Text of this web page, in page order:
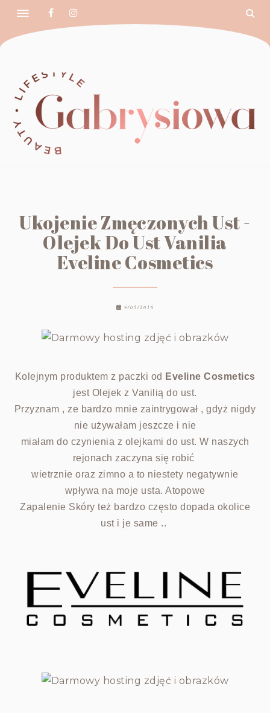
Ukojenie Zmęczonych Ust -
Olejek Do Ust Vanilia
Eveline Cosmetics
9/05/2016
Kolejnym produktem z paczki od Eveline Cosmetics
jest Olejek z Vanilią do ust.
Przyznam , ze bardzo mnie zaintrygował , gdyż nigdy
nie używałam jeszcze i nie
miałam do czynienia z olejkami do ust. W naszych
rejonach zaczyna się robić
wietrznie oraz zimno a to niestety negatywnie
wpływa na moje usta. Atopowe
Zapalenie Skóry też bardzo często dopada okolice
ust i je same ..